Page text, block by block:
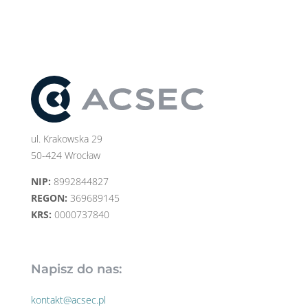
ul. Krakowska 29
50-424 Wrocław
NIP: 8992844827
REGON: 369689145
KRS: 0000737840
Napisz do nas:
kontakt@acsec.pl